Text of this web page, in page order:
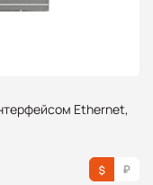
Ethernet,